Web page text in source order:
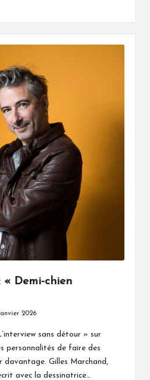
Demi-chien
2026
sans détour » sur
personnalités de faire des
davantage. Gilles Marchand,
avec la dessinatrice…